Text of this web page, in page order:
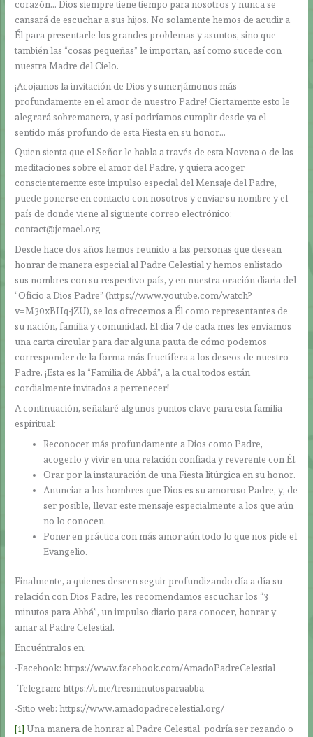
corazón… Dios siempre tiene tiempo para nosotros y nunca se
cansará de escuchar a sus hijos. No solamente hemos de acudir a
Él para presentarle los grandes problemas y asuntos, sino que
también las “cosas pequeñas” le importan, así como sucede con
nuestra Madre del Cielo.
¡Acojamos la invitación de Dios y sumerjámonos más
profundamente en el amor de nuestro Padre! Ciertamente esto le
alegrará sobremanera, y así podríamos cumplir desde ya el
sentido más profundo de esta Fiesta en su honor…
Quien sienta que el Señor le habla a través de esta Novena o de las
meditaciones sobre el amor del Padre, y quiera acoger
conscientemente este impulso especial del Mensaje del Padre,
puede ponerse en contacto con nosotros y enviar su nombre y el
país de donde viene al siguiente correo electrónico:
contact@jemael.org
Desde hace dos años hemos reunido a las personas que desean
honrar de manera especial al Padre Celestial y hemos enlistado
sus nombres con su respectivo país, y en nuestra oración diaria del
“Oficio a Dios Padre” (https://www.youtube.com/watch?
v=M30xBHq-jZU), se los ofrecemos a Él como representantes de
su nación, familia y comunidad. El día 7 de cada mes les enviamos
una carta circular para dar alguna pauta de cómo podemos
corresponder de la forma más fructífera a los deseos de nuestro
Padre. ¡Esta es la “Familia de Abbá”, a la cual todos están
cordialmente invitados a pertenecer!
A continuación, señalaré algunos puntos clave para esta familia
espiritual:
Reconocer más profundamente a Dios como Padre,
acogerlo y vivir en una relación confiada y reverente con Él.
Orar por la instauración de una Fiesta litúrgica en su honor.
Anunciar a los hombres que Dios es su amoroso Padre, y, de
ser posible, llevar este mensaje especialmente a los que aún
no lo conocen.
Poner en práctica con más amor aún todo lo que nos pide el
Evangelio.
Finalmente, a quienes deseen seguir profundizando día a día su
relación con Dios Padre, les recomendamos escuchar los “3
minutos para Abbá”, un impulso diario para conocer, honrar y
amar al Padre Celestial.
Encuéntralos en:
-Facebook: https://www.facebook.com/AmadoPadreCelestial
-Telegram: https://t.me/tresminutosparaabba
-Sitio web: https://www.amadopadrecelestial.org/
[1] Una manera de honrar al Padre Celestial podría ser rezando o